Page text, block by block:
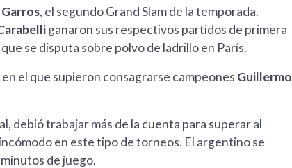
, el segundo Grand Slam de la temporada.
ganaron sus respectivos partidos de primera
se disputa sobre polvo de ladrillo en París.
el que supieron consagrarse campeones Guillermo
debió trabajar más de la cuenta para superar al
en este tipo de torneos. El argentino se
de juego.